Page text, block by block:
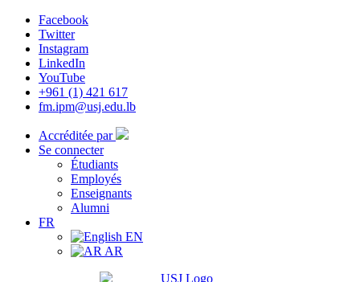
Facebook
Twitter
Instagram
LinkedIn
YouTube
+961 (1) 421 617
fm.ipm@usj.edu.lb
Accréditée par
Se connecter
Étudiants
Employés
Enseignants
Alumni
FR
EN
AR